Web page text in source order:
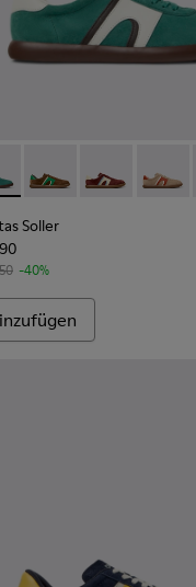
Leder.und Leder.
für Herren.
aus Nubuk und Leder
aus Nubuk und
Sneaker aus
Mehrfarbige Sneaker
033 - Mehrfarbige
K100937-031 -
- K100937-027 -
Soller -
Pelotas Soller -
Pelotas
Soller - K100937-
Pelotas Soller -
Pelotas
Soller
-40%